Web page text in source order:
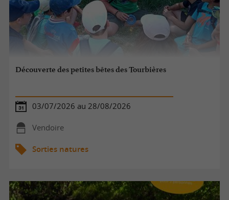
Découverte des petites bêtes des Tourbières
03/07/2026 au 28/08/2026
Vendoire
Sorties natures